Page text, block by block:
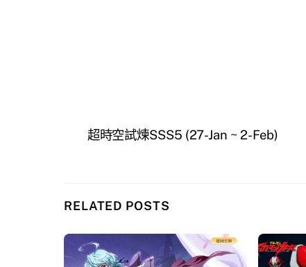
超時空試煉SSS5 (27-Jan ~ 2-Feb)
RELATED POSTS